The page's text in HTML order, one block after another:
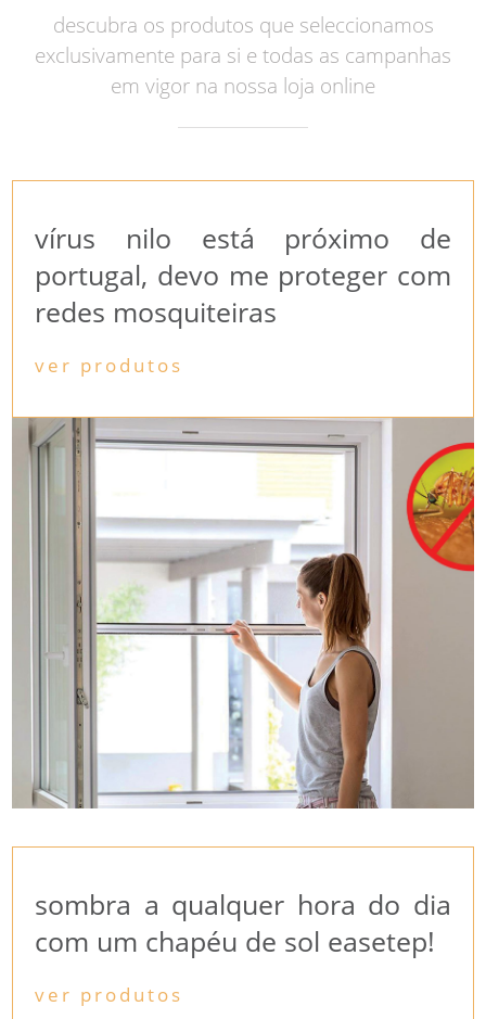
descubra os produtos que seleccionamos
exclusivamente para si e todas as campanhas
em vigor na nossa loja online
vírus nilo está próximo de
portugal, devo me proteger com
redes mosquiteiras
ver produtos
sombra a qualquer hora do dia
com um chapéu de sol easetep!
ver produtos